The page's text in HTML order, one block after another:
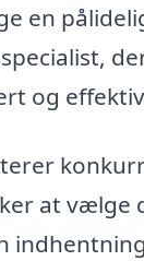
en
og
at vælge